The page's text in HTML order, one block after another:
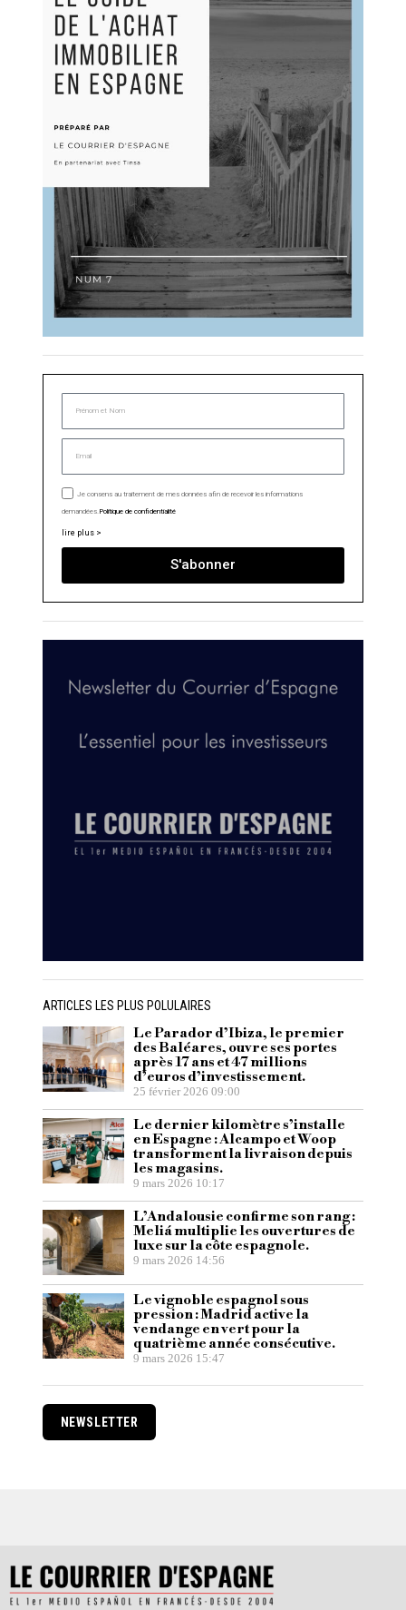
Je consens au traitement de mes données afin de recevoir les informations
demandées. Politique de confidentialité
lire plus >
S'abonner
ARTICLES LES PLUS POLULAIRES
Le Parador d’Ibiza, le premier
des Baléares, ouvre ses portes
après 17 ans et 47 millions
d’euros d’investissement.
25 février 2026 09:00
Le dernier kilomètre s’installe
en Espagne : Alcampo et Woop
transforment la livraison depuis
les magasins.
9 mars 2026 10:17
L’Andalousie confirme son rang :
Meliá multiplie les ouvertures de
luxe sur la côte espagnole.
9 mars 2026 14:56
Le vignoble espagnol sous
pression : Madrid active la
vendange en vert pour la
quatrième année consécutive.
9 mars 2026 15:47
NEWSLETTER